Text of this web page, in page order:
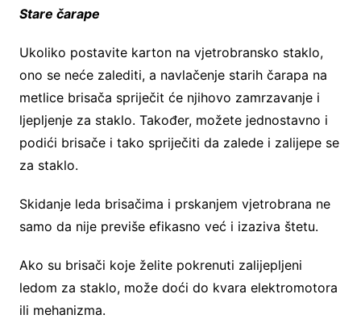
Stare čarape
Ukoliko postavite karton na vjetrobransko staklo,
ono se neće zalediti, a navlačenje starih čarapa na
metlice brisača spriječit će njihovo zamrzavanje i
ljepljenje za staklo. Također, možete jednostavno i
podići brisače i tako spriječiti da zalede i zalijepe se
za staklo.
Skidanje leda brisačima i prskanjem vjetrobrana ne
samo da nije previše efikasno već i izaziva štetu.
Ako su brisači koje želite pokrenuti zalijepljeni
ledom za staklo, može doći do kvara elektromotora
ili mehanizma.